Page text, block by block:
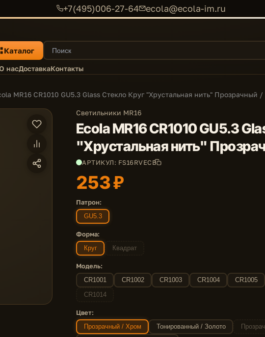
+7(495)006-27-64 ecola@ecola-im.ru
Каталог
насДоставкаКонтакты
MR16 CR1010 GU5.3 Glass Стекло Круг "Хрустальная нить" Прозрачный
Светильники MR16
Ecola MR16 CR1010 GU5.3
"Хрустальная нить"
АРТИКУЛ: FS16RVECB
253 ₽
Патрон:
GU5.3
Форма:
Круг Квадрат
Модель:
CR1001 CR1002 CR1003 CR1004 CR1005
CR1014
Цвет:
Прозрачный / Хром Тонированный / Золото